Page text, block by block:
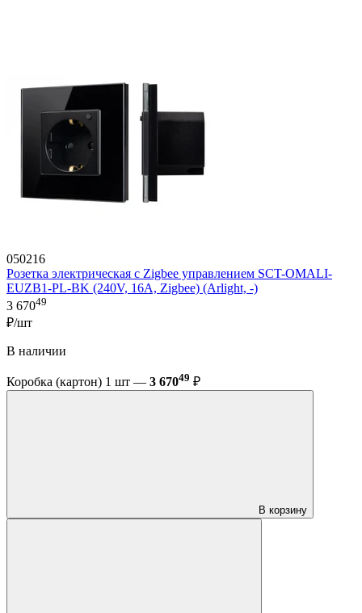
050216
Розетка электрическая с Zigbee управлением SCT-OMALI-
EUZB1-PL-BK (240V, 16A, Zigbee) (Arlight, -)
3 67049
₽/шт
В наличии
Коробка (картон) 1 шт — 3 67049 ₽
В корзину